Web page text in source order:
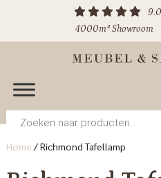
9.0
4000m² Showroom
Producten
zoeken
Home /Richmond Tafellamp